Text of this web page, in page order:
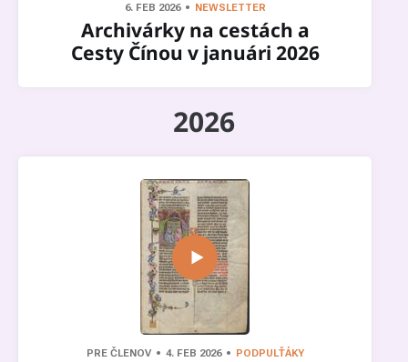
6. FEB 2026 NEWSLETTER
Archivárky na cestách a
Cesty Čínou v januári 2026
2026
PRE ČLENOV 4. FEB 2026 PODPULŤÁKY